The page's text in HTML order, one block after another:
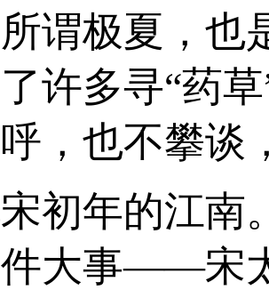
谓极夏，也
许多寻“药
，也不攀谈
初年的江南
大事——宋